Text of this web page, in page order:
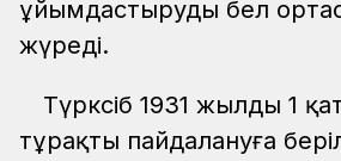
ұйымдастырудың бел
жүреді.
Түрксіб 1931 жылдың 1
тұрақты пайдалануға